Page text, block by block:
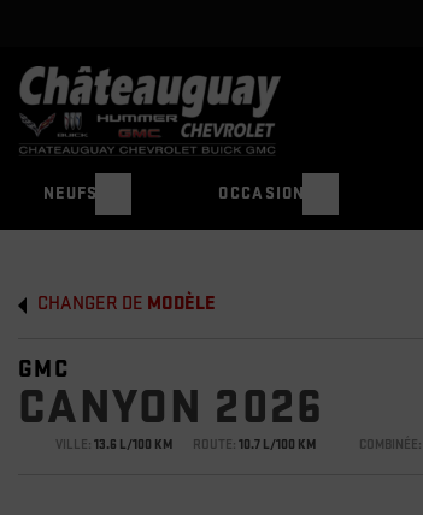
NEUFS OCCASION
CHANGER DE MODÈLE
GMC
CANYON 2026
VILLE: 13.6 L/100 KM ROUTE: 10.7 L/100 KM COMBINÉE: